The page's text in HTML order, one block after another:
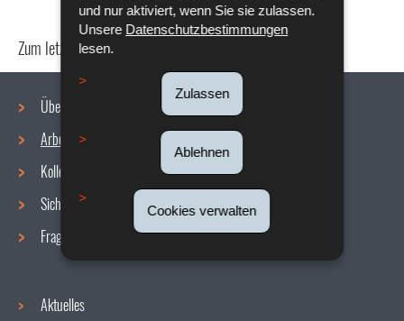
und nur aktiviert, wenn Sie sie zulassen.
Unsere Datenschutzbestimmungen
lesen.
Zulassen
Ablehnen
Cookies verwalten
Zum letzten Mal aktualisiert am
Navigationsmenü
Über uns
Arbeitsbedingungen
Kollektive Vereinbarungen
Sicherheit/Gesundheit am Arbeitsplatz
Fragen / Antworten
Aktuelles